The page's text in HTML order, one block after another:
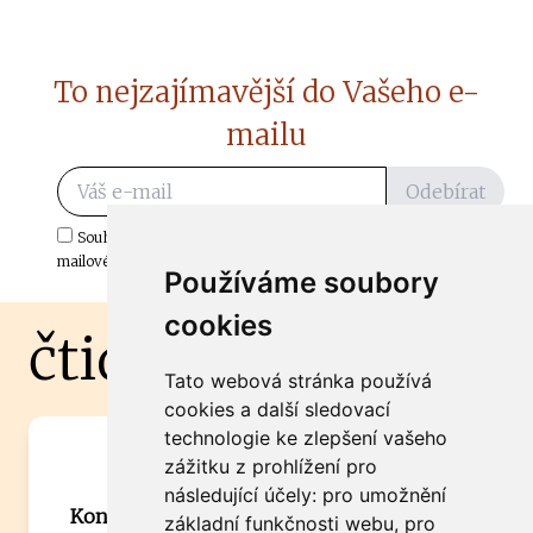
Používáme soubory
cookies
Tato webová stránka používá
cookies a další sledovací
technologie ke zlepšení vašeho
zážitku z prohlížení pro
následující účely: pro umožnění
základní funkčnosti webu, pro
To nejzajímavější do Vašeho e-
mailu
Odebírat
Souhlasím s odběrem důležitých zpráv ze ČtiDoma.cz do mé e-
mailové schránky.
čtidoma.cz
Máte zajímavou informaci? Chcete
spolupracovat?
Kontaktujte šéfredaktora Martina Chalupu: